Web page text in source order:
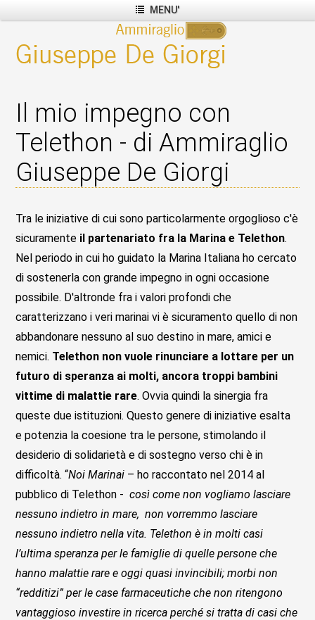
MENU'
Il mio impegno con
Telethon - di Ammiraglio
Giuseppe De Giorgi
Tra le iniziative di cui sono particolarmente orgoglioso c'è
sicuramente il partenariato fra la Marina e Telethon.
Nel periodo in cui ho guidato la Marina Italiana ho cercato
di sostenerla con grande impegno in ogni occasione
possibile. D'altronde fra i valori profondi che
caratterizzano i veri marinai vi è sicuramento quello di non
abbandonare nessuno al suo destino in mare, amici e
nemici. Telethon non vuole rinunciare a lottare per un
futuro di speranza ai molti, ancora troppi bambini
vittime di malattie rare. Ovvia quindi la sinergia fra
queste due istituzioni. Questo genere di iniziative esalta
e potenzia la coesione tra le persone, stimolando il
desiderio di solidarietà e di sostegno verso chi è in
difficoltà. “Noi Marinai – ho raccontato nel 2014 al
pubblico di Telethon -così come non vogliamo lasciare
nessuno indietro in mare, non vorremmo lasciare
nessuno indietro nella vita. Telethon è in molti casi
l’ultima speranza per le famiglie di quelle persone che
hanno malattie rare e oggi quasi invincibili; morbi non
“redditizi” per le case farmaceutiche che non ritengono
vantaggioso investire in ricerca perché si tratta di casi che